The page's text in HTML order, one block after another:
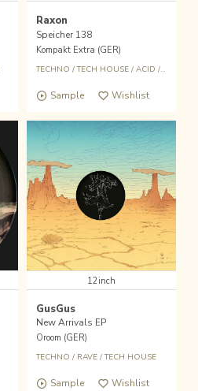
Raxon
Speicher 138
Kompakt Extra (GER)
TECHNO /TECH HOUSE/ ACID / RAVE
Sample Wishlist
12inch
GusGus
New Arrivals EP
Oroom (GER)
TECHNO / RAVE/TECH HOUSE
Sample Wishlist